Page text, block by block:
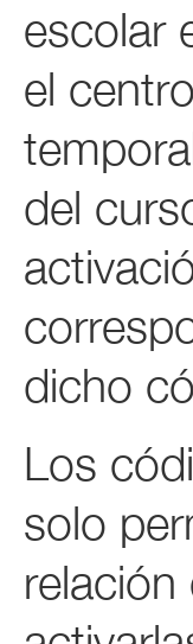
escolar
el
del
dicho
Los
solo